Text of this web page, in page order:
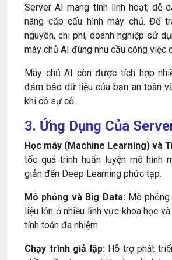
Server AI mang tính linh hoạt, dễ
nâng cấp cấu hình máy chủ. Để
nguyên, chi phí, doanh nghiệp sử
máy chủ AI đúng nhu cầu công việc
Máy chủ AI còn được tích hợp
đảm bảo dữ liệu của bạn an toàn
khi có sự cố.
3. Ứng Dụng Của
Học máy (Machine Learning) và
tốc quá trình huấn luyện mô hình
giản đến Deep Learning phức tạp.
Mô phỏng và Big Data:Mô phỏng
liệu lớn ở nhiều lĩnh vực khoa học
tính toán đa nhiệm.
Chạy trình giả lập:Hỗ trợ phát